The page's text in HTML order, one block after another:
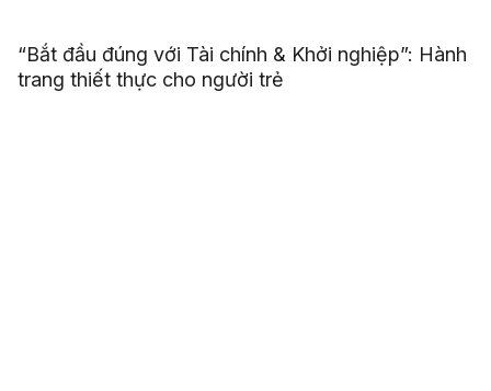
“Bắt đầu đúng với Tài chính & Khởi nghiệp”: Hành
trang thiết thực cho người trẻ